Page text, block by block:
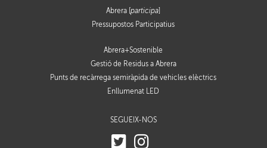
Abrera [participa
Pressupostos Participatius
Abrera+Sostenible
Gestió de Residus a Abrera
Punts de recàrrega semiràpida de vehicles elèctrics
Enllumenat LED
SEGUEIX-NOS